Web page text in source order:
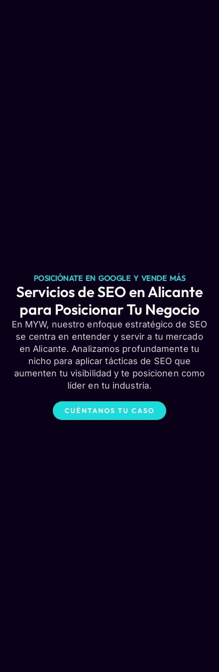
POSICIÓNATE EN GOOGLE Y VENDE MÁS
Servicios de SEO en Alicante
para Posicionar Tu Negocio
En MYW, nuestro enfoque estratégico de SEO
se centra en entender y servir a tu mercado
en Alicante. Analizamos profundamente tu
nicho para aplicar tácticas de SEO que
aumenten tu visibilidad y te posicionen como
líder en tu industria.
CUÉNTANOS TU CASO